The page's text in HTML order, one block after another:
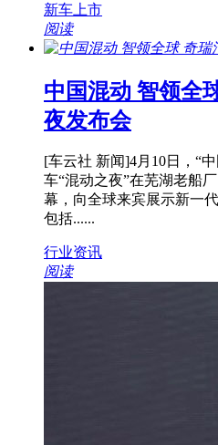
新车上市
阅读
中国混动 智领全
夜发布会
[车云社 新闻]4月10日，“
车“混动之夜”在芜湖老船
幕，向全球来宾展示新一
包括......
行业资讯
阅读